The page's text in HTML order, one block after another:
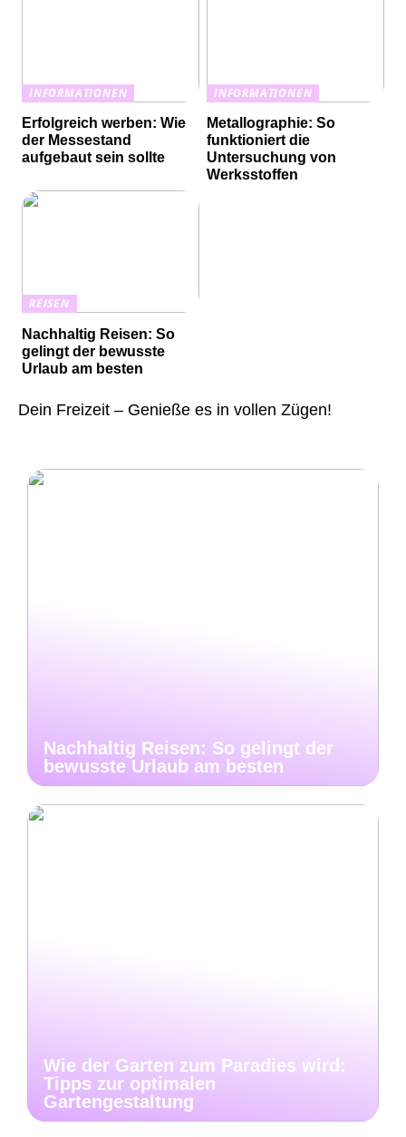
INFORMATIONEN
Erfolgreich werben: Wie
der Messestand
aufgebaut sein sollte
INFORMATIONEN
Metallographie: So
funktioniert die
Untersuchung von
Werksstoffen
REISEN
Nachhaltig Reisen: So
gelingt der bewusste
Urlaub am besten
Dein Freizeit – Genieße es in vollen Zügen!
Nachhaltig Reisen: So gelingt der
bewusste Urlaub am besten
Wie der Garten zum Paradies wird:
Tipps zur optimalen
Gartengestaltung